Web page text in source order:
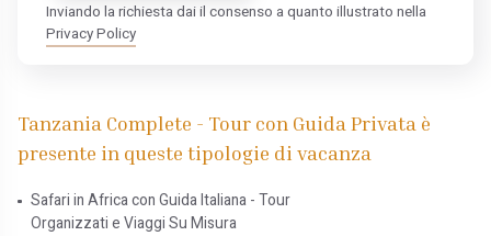
Inviando la richiesta dai il consenso a quanto illustrato nella
Privacy Policy
Tanzania Complete - Tour con Guida Privata è
presente in queste tipologie di vacanza
Safari in Africa con Guida Italiana - Tour
Organizzati e Viaggi Su Misura